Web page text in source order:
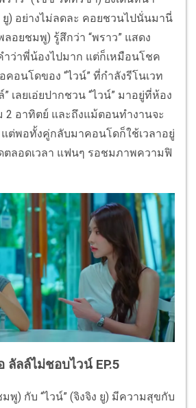
ยู) อย่างไม่ลดละ คอยชวนไปนั่นมานี่
ลอยชมพู) รู้สึกว่า “พราว” แสดง
ว่าพี่น้องไปมาก แต่ก็เหมือนโชค
คอนโดของ “ไวน์” ที่กำลังรีโนเวท
เลยเอ่ยปากชวน “ไวน์” มาอยู่ที่ห้อง
2 อาทิตย์ และถึงแม้ตอนทำงานจะ
แต่พอทั้งคู่กลับมาคอนโดก็ใช้เวลาอยู่
ลอดเวลา แฟนๆ รอชมภาพความฟิ
ลัลล์ไม่ชอบไวน์ EP.5
พู) กับ “ไวน์” (จิงจิง ยู) มีความสุขกับ